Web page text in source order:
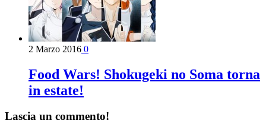
2 Marzo 2016 0
Food Wars! Shokugeki no Soma torna
in estate!
Lascia un commento!